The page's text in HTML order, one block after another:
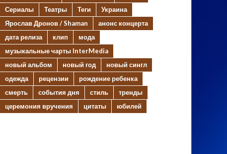
Сериалы
Театры Теги
Украина
Ярослав Дронов / Shaman
анонс концерта
дата релиза
клип
мода
музыкальные чарты InterMedia
новый альбом
новый год
новый сингл
одежда
рецензии
рождение ребенка
смерть
события дня стиль
тренды
церемония вручения
цитаты юбилей